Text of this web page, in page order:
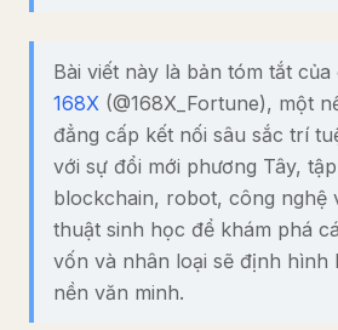
Bài viết này là bản tóm tắt
168X (@168X_Fortune), một
đẳng cấp kết nối sâu sắc trí
với sự đổi mới phương Tây,
blockchain, robot, công nghệ
thuật sinh học để khám phá
vốn và nhân loại sẽ định hình
nền văn minh.